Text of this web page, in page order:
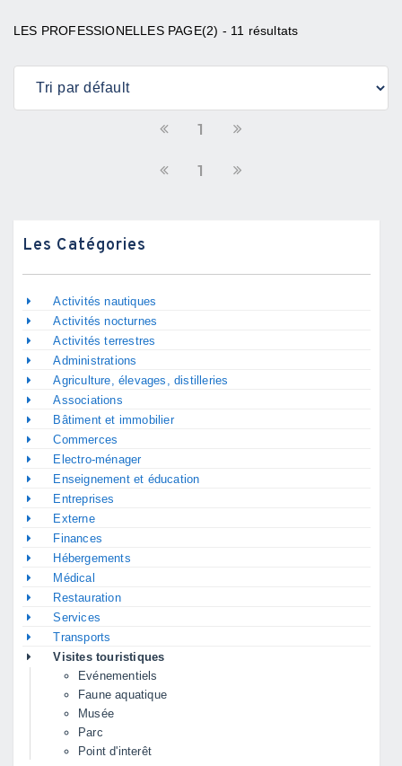
LES PROFESSIONELLES PAGE(2) - 11 résultats
1
1
Les Catégories
Activités nautiques
Activités nocturnes
Activités terrestres
Administrations
Agriculture, élevages, distilleries
Associations
Bâtiment et immobilier
Commerces
Electro-ménager
Enseignement et éducation
Entreprises
Externe
Finances
Hébergements
Médical
Restauration
Services
Transports
Visites touristiques
Evénementiels
Faune aquatique
Musée
Parc
Point d'interêt